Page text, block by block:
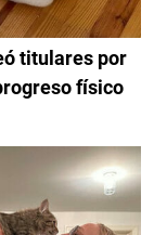
titulares por
físico